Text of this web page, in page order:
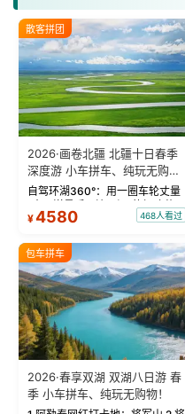
散客拼团
2026·画卷北疆 北疆十日春季
深度游 小车拼车、纯玩无购
物！
自驾环湖360°：用一圈车轮丈量
“大西洋最后一滴眼泪”的极致蔚
蓝。 赛湖旅拍：甄选多款风格服
绝美瞬间。 赛湖坦克300跟车视
频：专业摄影师...
¥4580 468人看过
包车拼车
2026·春享双湖 双湖八日游 春
季 小车拼车、纯玩无购物！